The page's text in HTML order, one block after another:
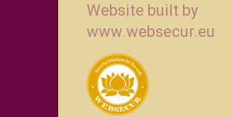
Website built by
www.websecur.eu